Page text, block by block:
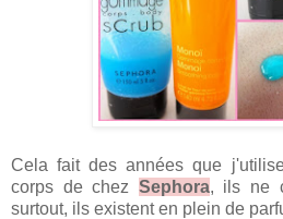
Cela fait des années que
corps de chez Sephora, ils ne
surtout, ils existent en plein de